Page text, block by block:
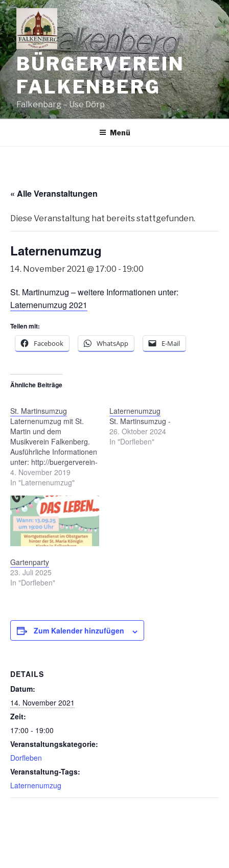
Zum
Inhalt
springen
BÜRGERVEREIN
FALKENBERG
Falkenbarg – Use Dörp
Menü
« Alle Veranstaltungen
Diese Veranstaltung hat bereits stattgefunden.
Laternenumzug
14. November 2021 @ 17:00 - 19:00
St. Martinumzug – weitere Informationen unter:
Laternenumzug 2021
Teilen mit:
Facebook
WhatsApp E-Mail
Ähnliche Beiträge
St. Martinsumzug
Laternenumzug mit St.
Martin und dem
Musikverein Falkenberg.
Ausführliche Informationen
unter: http://buergerverein-
falkenberg.de/st-
martinsumzug-2019/
4. November 2019
In "Laternenumzug"
Laternenumzug
St. Martinsumzug -
26. Oktober 2024
In "Dorfleben"
Gartenparty
23. Juli 2025
In "Dorfleben"
Zum Kalender hinzufügen
DETAILS
Datum:
14. November 2021
Zeit:
17:00 - 19:00
Veranstaltungskategorie:
Dorfleben
Veranstaltung-Tags:
Laternenumzug